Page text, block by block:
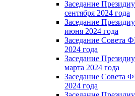
Заседание
сентября 2024 года
Заседание
июня 2024 года
Заседание Совета
2024 года
Заседание
марта 2024 года
Заседание
2024 года